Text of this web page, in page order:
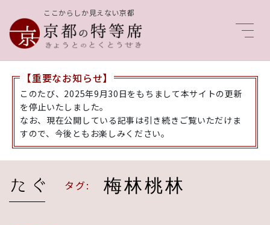
ここからしか見えない京都
【重要なお知らせ】
このたび、2025年9月30日をもちまして本サイトの更新
を停止いたしました。
なお、現在公開している記事は引き続きご覧いただけま
すので、今後ともお楽しみください。
タグ: 梅林桃林